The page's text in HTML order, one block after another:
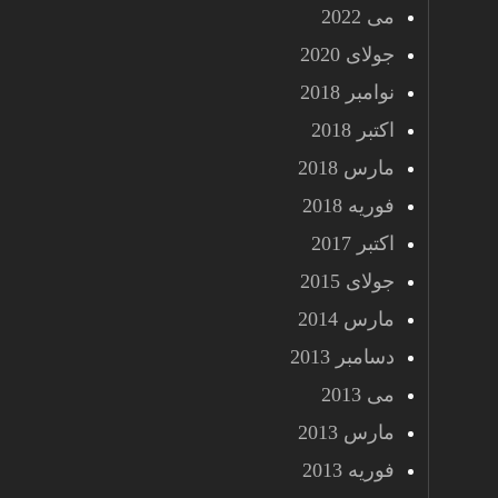
می 2022
جولای 2020
نوامبر 2018
اکتبر 2018
مارس 2018
فوریه 2018
اکتبر 2017
جولای 2015
مارس 2014
دسامبر 2013
می 2013
مارس 2013
فوریه 2013